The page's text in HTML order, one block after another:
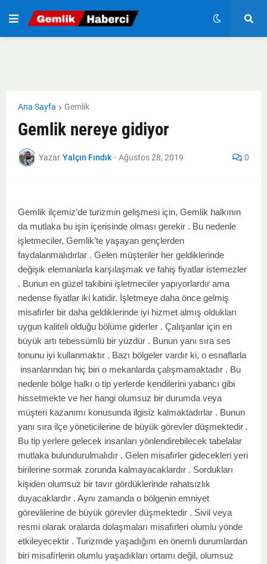
Ana Sayfa Gemlik
Gemlik nereye gidiyor
Yazar Yalçın Fındık - Ağustos 28, 2019 0
Gemlik ilçemiz’de turizmin gelişmesi için, Gemlik halkının
da mutlaka bu işin içerisinde olması gerekir . Bu nedenle
işletmeciler, Gemlik’te yaşayan gençlerden
faydalanmalıdırlar . Gelen müşteriler her geldiklerinde
değişik elemanlarla karşılaşmak ve fahiş fiyatlar istemezler
. Bunun en güzel takibini işletmeciler yapıyorlardır ama
nedense fiyatlar iki katidir. İşletmeye daha önce gelmiş
misaﬁrler bir daha geldiklerinde iyi hizmet almış oldukları
uygun kaliteli olduğu bölüme giderler . Çalışanlar için en
büyük artı tebessümlü bir yüzdür . Bunun yanı sıra ses
tonunu iyi kullanmaktır . Bazı bölgeler vardır ki, o esnaflarla
insanlarından hiç biri o mekanlarda çalışmamaktadır . Bu
nedenle bölge halkı o tip yerlerde kendilerini yabancı gibi
hissetmekte ve her hangi olumsuz bir durumda veya
müşteri kazanımı konusunda ilgisiz kalmaktadırlar . Bunun
yanı sıra ilçe yöneticilerine de büyük görevler düşmektedir .
Bu tip yerlere gelecek insanları yönlendirebilecek tabelalar
mutlaka bulundurulmalıdır . Gelen misaﬁrler gidecekleri yeri
birilerine sormak zorunda kalmayacaklardır . Sordukları
kişiden olumsuz bir tavır gördüklerinde rahatsızlık
duyacaklardır . Aynı zamanda o bölgenin emniyet
görevlilerine de büyük görevler düşmektedir . Sivil veya
resmi olarak oralarda dolaşmaları misaﬁrleri olumlu yönde
etkileyecektir . Turizmde yaşadığım en önemli durumlardan
biri misaﬁrlerin olumlu yaşadıkları ortamı değil, olumsuz